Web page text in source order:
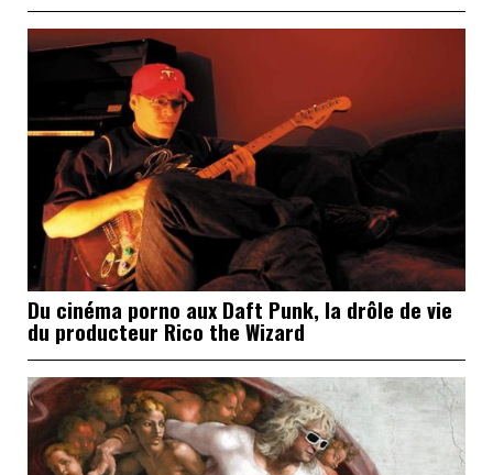
Du cinéma porno aux Daft Punk, la drôle de vie
du producteur Rico the Wizard